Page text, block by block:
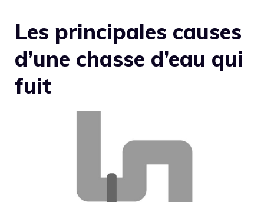
Les principales causes
d’une chasse d’eau qui
fuit